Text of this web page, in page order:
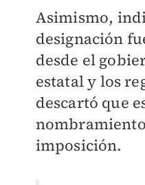
Asimismo,
designación
desde el
estatal y los
descartó que
imposición.